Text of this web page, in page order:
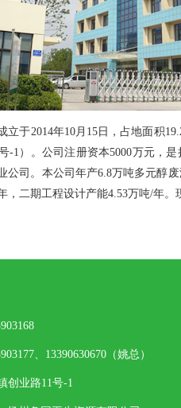
立于2014年10月15日，占地面积
-1）。公司注册资本5000万元，
公司。本公司年产6.8万吨多元醇
，二期工程设计产能4.53万吨/年
、13390630670（姚总）
创业路11号-1